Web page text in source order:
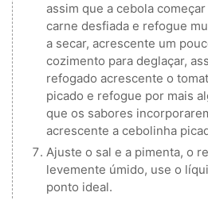
assim que a cebola
carne desfiada e refogue
a secar, acrescente um
cozimento para deglaçar,
refogado acrescente o
picado e refogue por mais
que os sabores
acrescente a cebolinha
Ajuste o sal e a pimenta, o
levemente úmido, use o
ponto ideal.